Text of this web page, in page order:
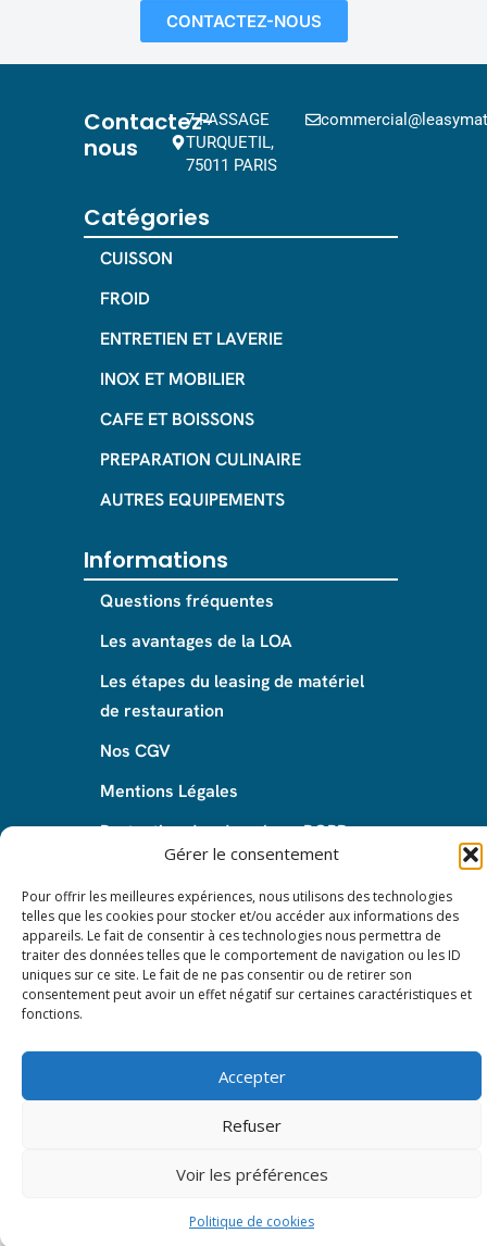
Gérer le consentement
Pour offrir les meilleures expériences, nous utilisons des technologies
telles que les cookies pour stocker et/ou accéder aux informations des
appareils. Le fait de consentir à ces technologies nous permettra de
traiter des données telles que le comportement de navigation ou les ID
uniques sur ce site. Le fait de ne pas consentir ou de retirer son
consentement peut avoir un effet négatif sur certaines caractéristiques et
fonctions.
Accepter
Refuser
Voir les préférences
Politique de cookies
CONTACTEZ-NOUS
Contactez-
nous
7 PASSAGE
TURQUETIL,
75011 PARIS
Catégories
CUISSON
FROID
ENTRETIEN ET LAVERIE
INOX ET MOBILIER
CAFE ET BOISSONS
PREPARATION CULINAIRE
AUTRES EQUIPEMENTS
Informations
Questions fréquentes
Les avantages de la LOA
Les étapes du leasing de matériel
de restauration
Nos CGV
Mentions Légales
Protection des données – RGPD
© 2024 All rights reserved. Leasy Mat.